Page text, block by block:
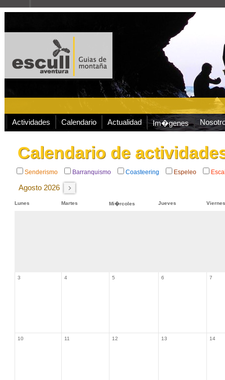
Actividades Calendario Actualidad Im�genes
Calendario de
Senderismo Barranquismo Coasteering Espeleo
Agosto 2026
Lunes Martes Mi�rcoles Jueves Viernes
3 4 5 6 7
10 11 12 13 14